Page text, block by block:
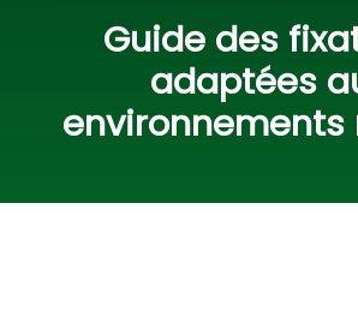
Guide des
adaptées
environnements